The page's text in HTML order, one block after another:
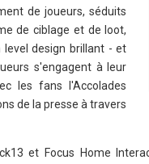
de joueurs, séduits
de ciblage et de loot,
design brillant - et
s'engagent à leur
les fans l'Accolades
de la presse à travers
et Focus Home